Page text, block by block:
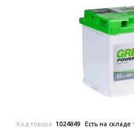
Код товара: 1024849 Есть на складе